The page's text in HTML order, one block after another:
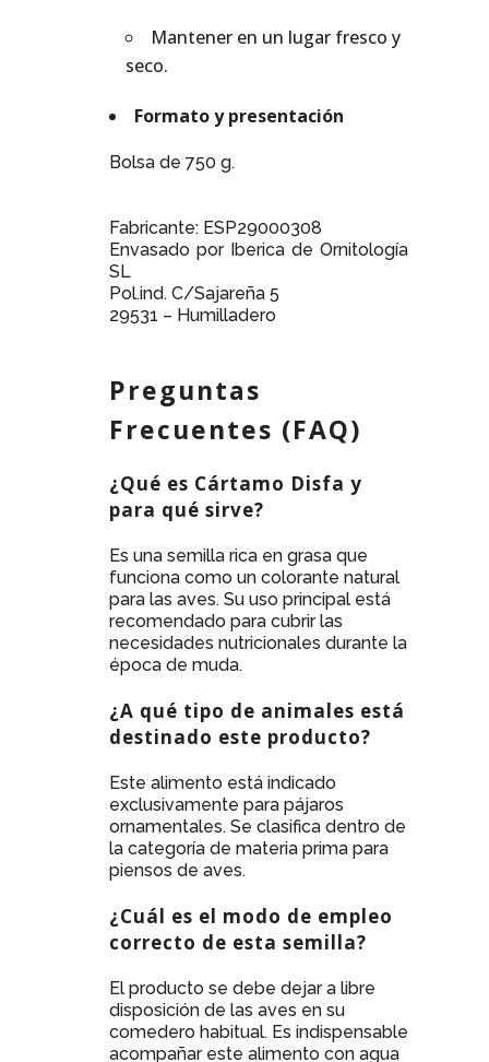
Mantener en un lugar fresco y
seco.
Formato y presentación
Bolsa de 750 g.
Fabricante: ESP29000308
Envasado por Iberica de Ornitología
SL
Pol.ind. C/Sajareña 5
29531 – Humilladero
Preguntas
Frecuentes (FAQ)
¿Qué es Cártamo Disfa y
para qué sirve?
Es una semilla rica en grasa que
funciona como un colorante natural
para las aves. Su uso principal está
recomendado para cubrir las
necesidades nutricionales durante la
época de muda.
¿A qué tipo de animales está
destinado este producto?
Este alimento está indicado
exclusivamente para pájaros
ornamentales. Se clasifica dentro de
la categoría de materia prima para
piensos de aves.
¿Cuál es el modo de empleo
correcto de esta semilla?
El producto se debe dejar a libre
disposición de las aves en su
comedero habitual. Es indispensable
acompañar este alimento con agua